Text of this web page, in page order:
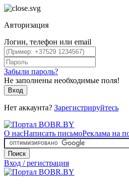
Авторизация
Логин, телефон или email
Забыли пароль?
Не заполнены необходимые поля!
Вход
Нет аккаунта? Зарегистрируйтесь
О насНаписать письмоРеклама на
Поиск
Вход / регистрация